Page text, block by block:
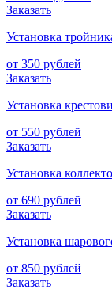
Заказать
Установка
от 350 рублей
Заказать
Установка
от 550 рублей
Заказать
Установка
от 690 рублей
Заказать
Установка
от 850 рублей
Заказать